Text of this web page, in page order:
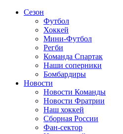
Сезон
Футбол
Хоккей
Мини-Футбол
Регби
Команда Спартак
Наши соперники
Бомбардиры
Новости
Новости Команды
Новости Фратрии
Наш хоккей
Сборная России
Фан-cектор